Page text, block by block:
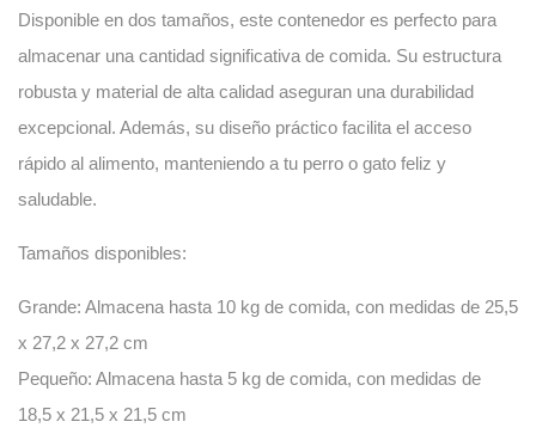
Disponible en dos tamaños, este contenedor es perfecto para
almacenar una cantidad significativa de comida. Su estructura
robusta y material de alta calidad aseguran una durabilidad
excepcional. Además, su diseño práctico facilita el acceso
rápido al alimento, manteniendo a tu perro o gato feliz y
saludable.
Tamaños disponibles:
Grande: Almacena hasta 10 kg de comida, con medidas de 25,5
x 27,2 x 27,2 cm
Pequeño: Almacena hasta 5 kg de comida, con medidas de
18,5 x 21,5 x 21,5 cm